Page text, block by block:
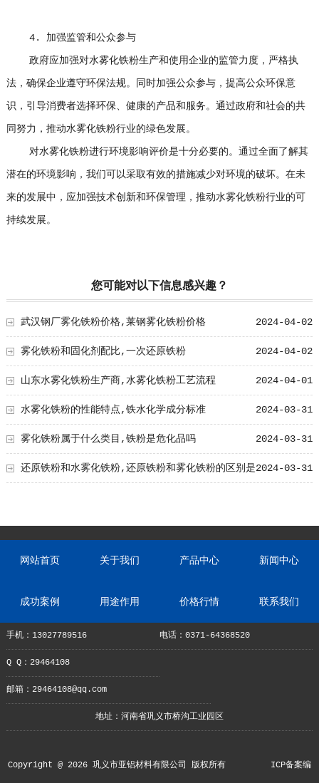
4. 加强监管和公众参与
政府应加强对水雾化铁粉生产和使用企业的监管力度，严格执
法，确保企业遵守环保法规。同时加强公众参与，提高公众环保意
识，引导消费者选择环保、健康的产品和服务。通过政府和社会的共
同努力，推动水雾化铁粉行业的绿色发展。
对水雾化铁粉进行环境影响评价是十分必要的。通过全面了解其
潜在的环境影响，我们可以采取有效的措施减少对环境的破坏。在未
来的发展中，应加强技术创新和环保管理，推动水雾化铁粉行业的可
持续发展。
您可能对以下信息感兴趣？
2024-04-02
武汉钢厂雾化铁粉价格,莱钢雾化铁粉价格
2024-04-02
雾化铁粉和固化剂配比,一次还原铁粉
2024-04-01
山东水雾化铁粉生产商,水雾化铁粉工艺流程
2024-03-31
水雾化铁粉的性能特点,铁水化学成分标准
2024-03-31
雾化铁粉属于什么类目,铁粉是危化品吗
2024-03-31
还原铁粉和水雾化铁粉,还原铁粉和雾化铁粉的区别是
网站首页 关于我们 产品中心 新闻中心
成功案例 用途作用 价格行情 联系我们
手机：13027789516 电话：0371-64368520
Q Q：29464108
邮箱：29464108@qq.com
地址：河南省巩义市桥沟工业园区
Copyright @ 2026 巩义市亚铝材料有限公司 版权所有 ICP备案编